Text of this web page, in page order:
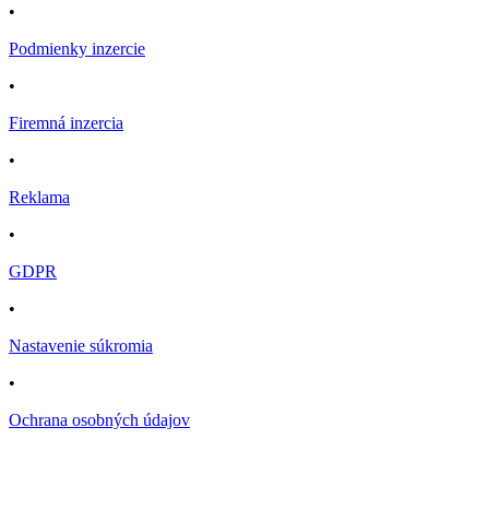
•
Podmienky inzercie
•
Firemná inzercia
•
Reklama
•
GDPR
•
Nastavenie súkromia
•
Ochrana osobných údajov